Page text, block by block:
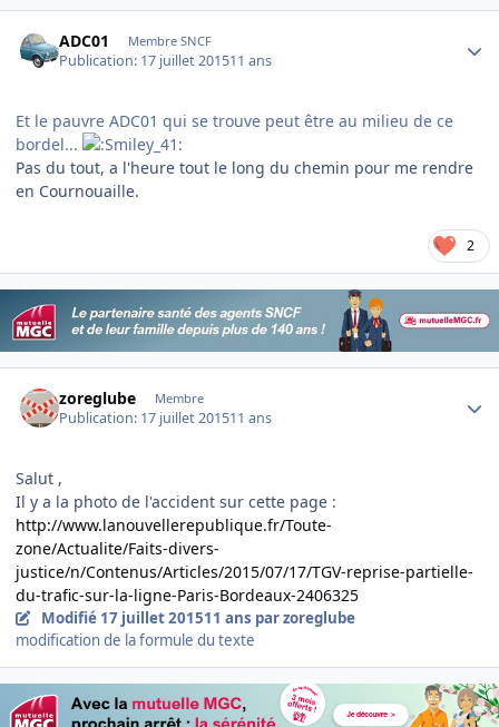
ADC01 Membre SNCF
Publication: 17 juillet 201511 ans
Et le pauvre ADC01 qui se trouve peut être au milieu de ce
bordel...
Pas du tout, a l'heure tout le long du chemin pour me rendre
en Cournouaille.
2
zoreglube Membre
Publication: 17 juillet 201511 ans
Salut ,
Il y a la photo de l'accident sur cette page :
http://www.lanouvellerepublique.fr/Toute-
zone/Actualite/Faits-divers-
justice/n/Contenus/Articles/2015/07/17/TGV-reprise-partielle-
du-trafic-sur-la-ligne-Paris-Bordeaux-2406325
Modifié 17 juillet 201511 ans par zoreglube
modification de la formule du texte